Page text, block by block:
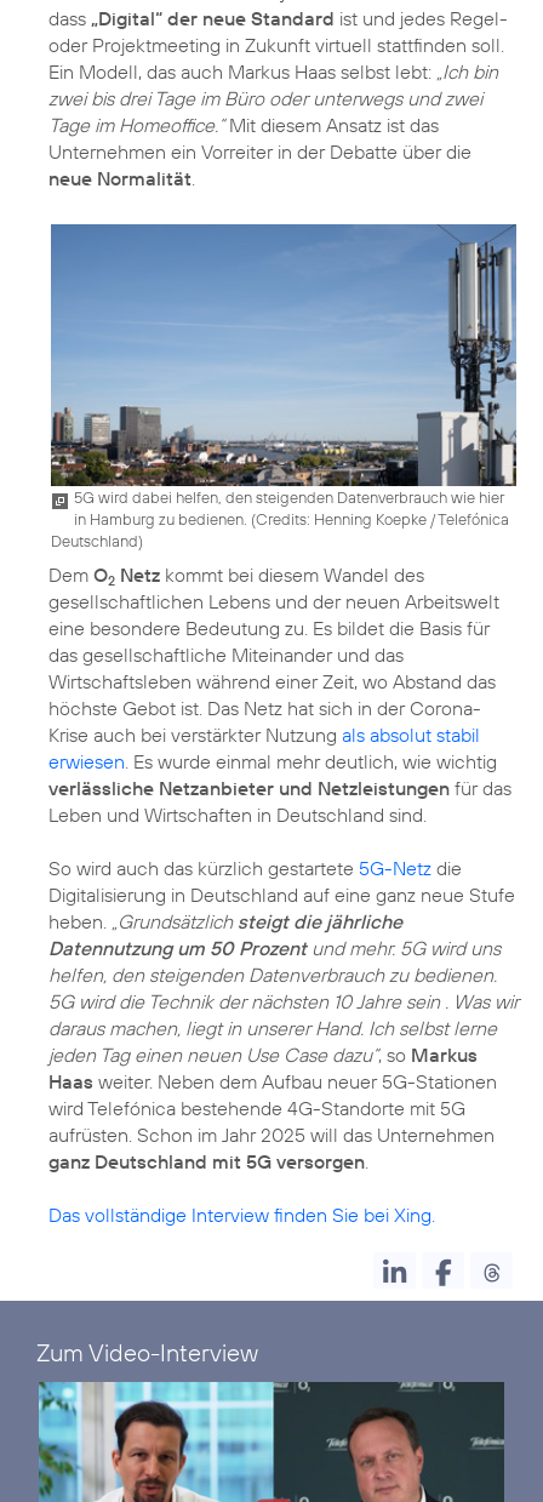
dass „Digital“ der neue Standard ist und jedes Regel-
oder Projektmeeting in Zukunft virtuell stattfinden soll.
Ein Modell, das auch Markus Haas selbst lebt: „Ich bin
zwei bis drei Tage im Büro oder unterwegs und zwei
Tage im Homeoffice.“Mit diesem Ansatz ist das
Unternehmen ein Vorreiter in der Debatte über die
neue Normalität
5G wird dabei helfen, den steigenden Datenverbrauch wie hier
in Hamburg zu bedienen. (Credits: Henning Koepke / Telefónica
Deutschland)
Dem O2 Netz kommt bei diesem Wandel des
gesellschaftlichen Lebens und der neuen Arbeitswelt
eine besondere Bedeutung zu. Es bildet die Basis für
das gesellschaftliche Miteinander und das
Wirtschaftsleben während einer Zeit, wo Abstand das
höchste Gebot ist. Das Netz hat sich in der Corona-
Krise auch bei verstärkter Nutzung als absolut stabil
erwiesen. Es wurde einmal mehr deutlich, wie wichtig
verlässliche Netzanbieter und Netzleistungen für das
Leben und Wirtschaften in Deutschland sind.
So wird auch das kürzlich gestartete 5G-Netz die
Digitalisierung in Deutschland auf eine ganz neue Stufe
heben. „Grundsätzlich steigt die jährliche
Datennutzung um 50 Prozentund mehr. 5G wird uns
helfen, den steigenden Datenverbrauch zu bedienen.
5G wird die Technik der nächsten 10 Jahre sein . Was wir
daraus machen, liegt in unserer Hand. Ich selbst lerne
jeden Tag einen neuen Use Case dazu“, so Markus
Haas weiter. Neben dem Aufbau neuer 5G-Stationen
wird Telefónica bestehende 4G-Standorte mit 5G
aufrüsten. Schon im Jahr 2025 will das Unternehmen
ganz Deutschland mit 5G versorgen.
Das vollständige Interview finden Sie bei Xing.
Zum Video-Interview